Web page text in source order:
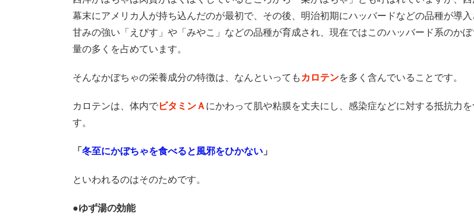
幕末にアメリカ人が持ち込んだのが最初で、その後、明治初期にハッバードなどの品種が導
甘みの強い「えびす」や「みやこ」などの品種が育成され、現在ではこのハッバード系のか
量の多くを占めています。
そんなかぼちゃの栄養成分の特徴は、なんといっても カロテンを多く含んでいることです。
カロテンは、体内でビタミンＡ にかわって肌や粘膜を丈夫にし、感染症などに対する抵抗力を
す。
「 冬至にかぼちゃを食べると風邪をひかない 」
といわれるのはそのためです。
●ゆず湯の効能